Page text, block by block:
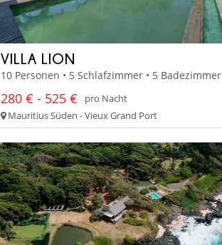
VILLA LION
10 Personen • 5 Schlafzimmer • 5 Badezimmer
280 € - 525 €
pro Nacht
Mauritius Süden - Vieux Grand Port